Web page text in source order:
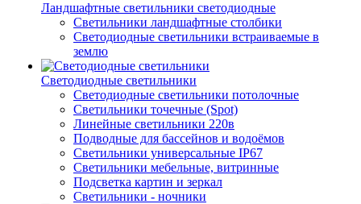
Ландшафтные светильники светодиодные
Светильники ландшафтные столбики
Светодиодные светильники встраиваемые в
землю
Светодиодные светильники
Светодиодные светильники потолочные
Светильники точечные (Spot)
Линейные светильники 220в
Подводные для бассейнов и водоёмов
Светильники универсальные IP67
Светильники мебельные, витринные
Подсветка картин и зеркал
Светильники - ночники